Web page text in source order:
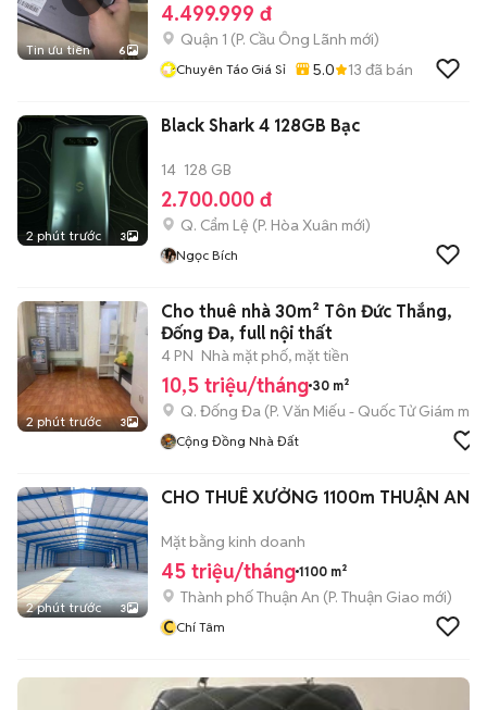
Tin ưu tiên 6
4.499.999 đ
Quận 1 (P. Cầu Ông Lãnh mới)
Chuyên Táo Giá Sỉ 5.0 13 đã bán
2 phút trước 3
Black Shark 4 128GB Bạc
14 128 GB
2.700.000 đ
Q. Cẩm Lệ (P. Hòa Xuân mới)
Ngọc Bích
2 phút trước 3
Cho thuê nhà 30m² Tôn Đức Thắng,
Đống Đa, full nội thất
4 PN Nhà mặt phố, mặt tiền
10,5 triệu/tháng 30 m²
Q. Đống Đa (P. Văn Miếu - Quốc Tử Giám mới)
Cộng Đồng Nhà Đất
2 phút trước 3
CHO THUÊ XƯỞNG 1100m THUẬN AN
Mặt bằng kinh doanh
45 triệu/tháng 1100 m²
Thành phố Thuận An (P. Thuận Giao mới)
CChí Tâm